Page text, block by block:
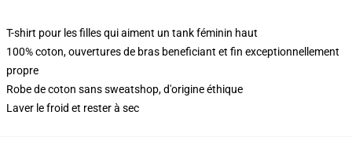
T-shirt pour les filles qui aiment un tank féminin haut
100% coton, ouvertures de bras beneficiant et fin exceptionnellement
propre
Robe de coton sans sweatshop, d'origine éthique
Laver le froid et rester à sec